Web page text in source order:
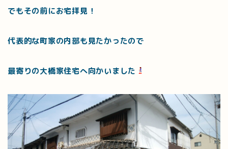
でもその前にお宅拝見！
代表的な町家の内部も見たかったので
最寄りの大橋家住宅へ向かいました